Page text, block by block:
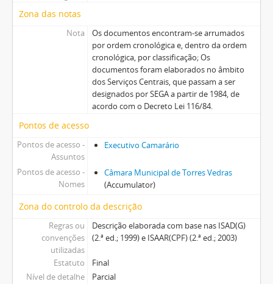
Zona das notas
Nota
Os documentos encontram-se arrumados
por ordem cronológica e, dentro da ordem
cronológica, por classificação; Os
documentos foram elaborados no âmbito
dos Serviços Centrais, que passam a ser
designados por SEGA a partir de 1984, de
acordo com o Decreto Lei 116/84.
Pontos de acesso
Pontos de acesso -
Assuntos
Executivo Camarário
Pontos de acesso -
Nomes
Câmara Municipal de Torres Vedras
(Accumulator)
Zona do controlo da descrição
Regras ou
convenções
utilizadas
Descrição elaborada com base nas ISAD(G)
(2.ª ed.; 1999) e ISAAR(CPF) (2.ª ed.; 2003)
Estatuto
Final
Nível de detalhe
Parcial